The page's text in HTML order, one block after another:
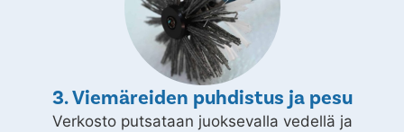
3. Viemäreiden puhdistus ja pesu
Verkosto putsataan juoksevalla vedellä ja